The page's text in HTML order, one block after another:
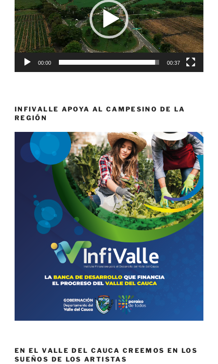
00:00 00:37
INFIVALLE APOYA AL CAMPESINO DE LA
REGIÓN
EN EL VALLE DEL CAUCA CREEMOS EN LOS
SUEÑOS DE LOS ARTISTAS